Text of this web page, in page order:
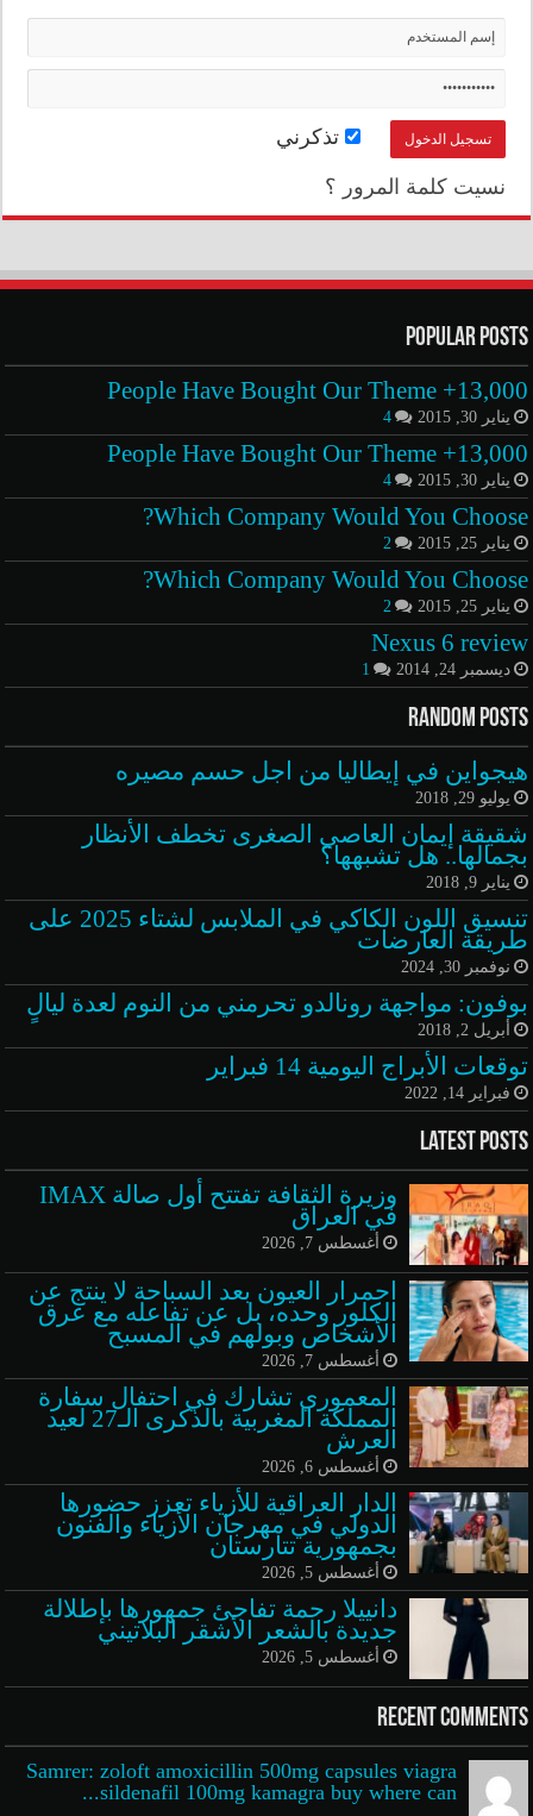
تذكرني
نسيت كلمة المرور ؟
Popular Posts
13,000+ People Have Bought Our Theme
يناير 30, 2015 4
13,000+ People Have Bought Our Theme
يناير 30, 2015 4
Which Company Would You Choose?
يناير 25, 2015 2
Which Company Would You Choose?
يناير 25, 2015 2
Nexus 6 review
ديسمبر 24, 2014 1
Random Posts
هيجواين في إيطاليا من اجل حسم مصيره
يوليو 29, 2018
شقيقة إيمان العاصي الصغرى تخطف الأنظار
بجمالها.. هل تشبهها؟
يناير 9, 2018
تنسيق اللون الكاكي في الملابس لشتاء 2025 على
طريقة العارضات
نوفمبر 30, 2024
بوفون: مواجهة رونالدو تحرمني من النوم لعدة ليالٍ
أبريل 2, 2018
توقعات الأبراج اليومية 14 فبراير
فبراير 14, 2022
Latest Posts
وزيرة الثقافة تفتتح أول صالة IMAX
في العراق
أغسطس 7, 2026
احمرار العيون بعد السباحة لا ينتج عن
الكلور وحده، بل عن تفاعله مع عرق
الأشخاص وبولهم في المسبح
أغسطس 7, 2026
المعموري تشارك في احتفال سفارة
المملكة المغربية بالذكرى الـ27 لعيد
العرش
أغسطس 6, 2026
الدار العراقية للأزياء تعزز حضورها
الدولي في مهرجان الأزياء والفنون
بجمهورية تتارستان
أغسطس 5, 2026
دانييلا رحمة تفاجئ جمهورها بإطلالة
جديدة بالشعر الأشقر البلاتيني
أغسطس 5, 2026
Recent Comments
Samrer: zoloft amoxicillin 500mg capsules viagra
sildenafil 100mg kamagra buy where can...